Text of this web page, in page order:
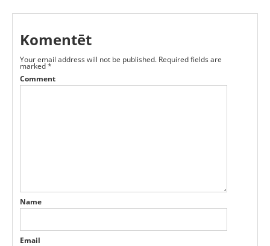
Komentēt
Your email address will not be published. Required fields are
marked*
Comment
Name
Email